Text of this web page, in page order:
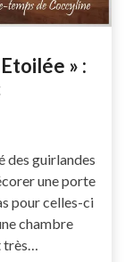
» :
des guirlandes
une porte
pour celles-ci
chambre